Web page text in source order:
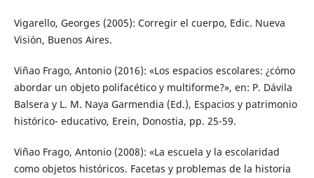
Vigarello, Georges (2005): Corregir el cuerpo, Edic. Nueva
Visión, Buenos Aires.
Viñao Frago, Antonio (2016): «Los espacios escolares: ¿cómo
abordar un objeto polifacético y multiforme?», en: P. Dávila
Balsera y L. M. Naya Garmendia (Ed.), Espacios y patrimonio
histórico- educativo, Erein, Donostia, pp. 25-59.
Viñao Frago, Antonio (2008): «La escuela y la escolaridad
como objetos históricos. Facetas y problemas de la historia